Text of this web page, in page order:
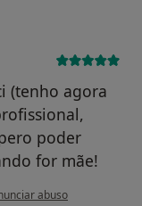
(tenho agora
poder
for mãe!
do utilizador
abuso